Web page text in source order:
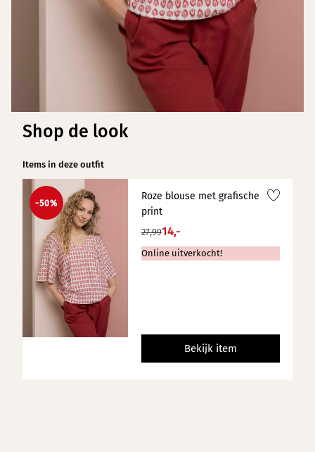
Shop de look
Items in deze outfit
-50%
Roze blouse met grafische
print
27,9914,-
Online uitverkocht!
Bekijk item